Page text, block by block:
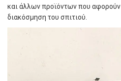
και άλλων προϊόντων που αφορούν
διακόσμηση του σπιτιού.